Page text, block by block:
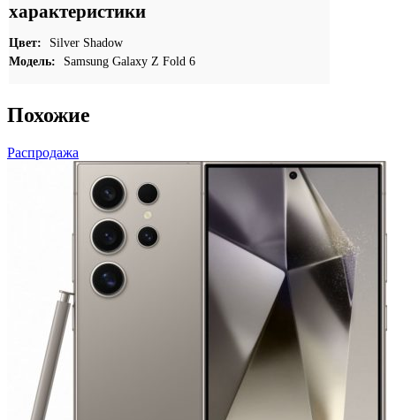
характеристики
Цвет:
Silver Shadow
Модель:
Samsung Galaxy Z Fold 6
Похожие
Распродажа